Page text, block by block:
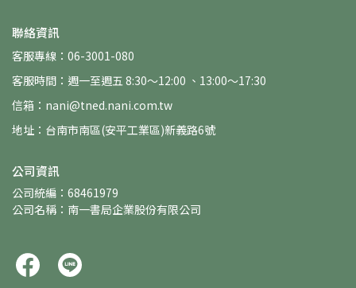
聯絡資訊
客服專線：06-3001-080
客服時間：週一至週五 8:30～12:00 、13:00～17:30
信箱：nani@tned.nani.com.tw
地址：台南市南區(安平工業區)新義路6號
公司資訊
公司統編：68461979
公司名稱：南一書局企業股份有限公司